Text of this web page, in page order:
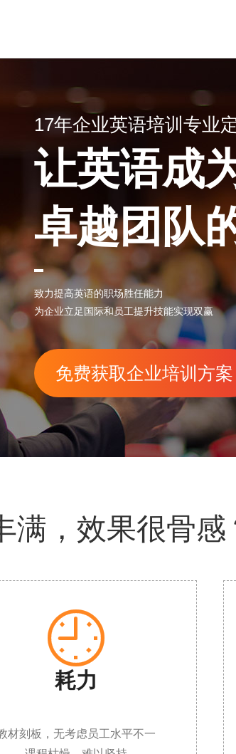
17年企业英语培训专业
让英语成
卓越团队
致力提高英语的职场胜任能力
为企业立足国际和员工提升技能实现双赢
免费获取企业培训方案
满，效果很骨感

耗力
材刻板，无考虑员工水平不一